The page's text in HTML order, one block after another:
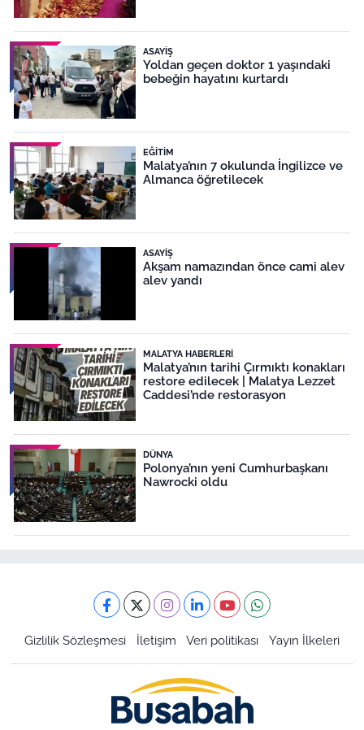
ASAYIŞ
Yoldan geçen doktor 1 yaşındaki
bebeğin hayatını kurtardı
EĞITIM
Malatya’nın 7 okulunda İngilizce ve
Almanca öğretilecek
ASAYIŞ
Akşam namazından önce cami alev
alev yandı
MALATYA HABERLERI
Malatya’nın tarihi Çırmıktı konakları
restore edilecek | Malatya Lezzet
Caddesi’nde restorasyon
DÜNYA
Polonya’nın yeni Cumhurbaşkanı
Nawrocki oldu
Gizlilik Sözleşmesi İletişim Veri politikası Yayın İlkeleri